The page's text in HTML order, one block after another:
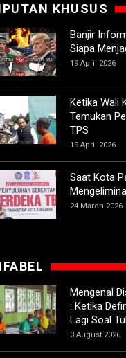
KHUSUS
Banjir
Siapa
19 April 2026
Ketika Wali
Temukan
TPS
19 April 2026
Saat Kota
24 March 2026
Mengenal
: Ketika
Lagi Soal
3 August 2026